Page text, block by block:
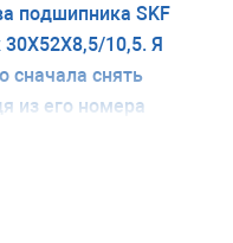
подшипника SKF
30Х52Х8,5/10,5. Я
сначала снять
из его номера
сальника, смазку.